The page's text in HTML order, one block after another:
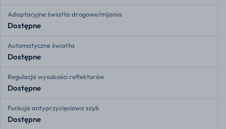
Adaptacyjne światła drogowe/mijania
Dostępne
Automatyczne światła
Dostępne
Regulacja wysokości reflektorów
Dostępne
Funkcja antyprzycięciowa szyb
Dostępne